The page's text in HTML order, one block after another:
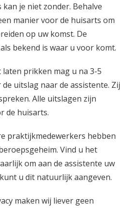
je niet zonder. Behalve
manier voor de huisarts om
op uw komst. De
bekend is waar u voor komt.
prikken mag u na 3-5
uitslag naar de assistente. Zij
Alle uitslagen zijn
de huisarts.
praktijkmedewerkers hebben
Vind u het
om aan de assistente uw
u dit natuurlijk aangeven.
maken wij liever geen